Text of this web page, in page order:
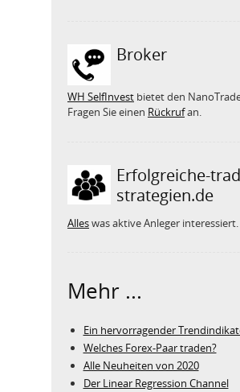
Broker
WH SelfInvest bietet den
Fragen Sie einen Rückrufan.
Erfolgreiche-
strategien.de
Alleswas aktive Anleger interessiert.
Mehr ...
Ein hervorragender
Welches Forex-Paar traden?
Alle Neuheiten von 2020
Der Linear Regression Channel